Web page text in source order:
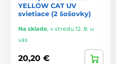
YELLOW CAT UV
svietiace (2 šošovky)
Na sklade, v stredu 12. 8. u
vás
20,20 €